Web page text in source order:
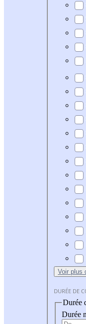
Voir plus
DURÉE DE
Durée
Durée